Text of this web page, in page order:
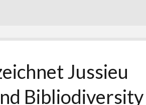
Jussieu
Bibliodiversity